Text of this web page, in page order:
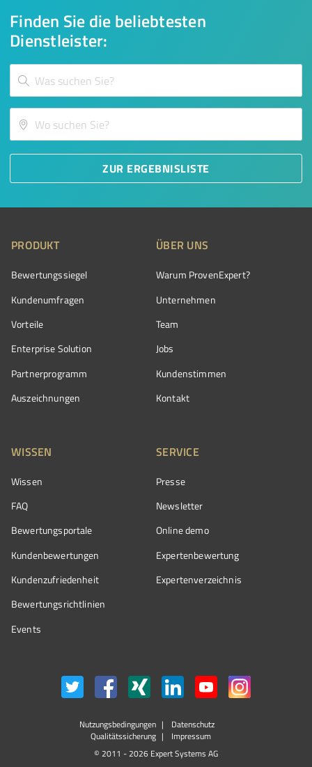
Finden Sie die beliebtesten
Dienstleister:
ZUR ERGEBNISLISTE
PRODUKT
Bewertungssiegel
Kundenumfragen
Vorteile
Enterprise Solution
Partnerprogramm
Auszeichnungen
ÜBER UNS
Warum ProvenExpert?
Unternehmen
Team
Jobs
Kundenstimmen
Kontakt
WISSEN
Wissen
FAQ
Bewertungsportale
Kundenbewertungen
Kundenzufriedenheit
Bewertungs­richtlinien
Events
SERVICE
Presse
Newsletter
Online demo
Expertenbewertung
Expertenverzeichnis
Nutzungsbedingungen
Datenschutz
Qualitätssicherung
Impressum
© 2011 - 2026 Expert Systems AG